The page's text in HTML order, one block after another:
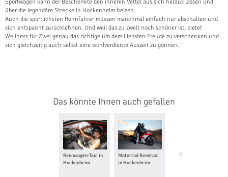
Sportwagen kann der Beschenkte den inneren Vettel aus sich heraus lassen und
über die legendäre Strecke in Hockenheim heizen.
Auch die sportlichsten Rennfahrer müssen manchmal einfach nur abschalten und
sich entspannt zurücklehnen. Und weil das zu zweit noch schöner ist, bietet
Wellness für Zwei genau das richtige um dem Liebsten Freude zu verschenken und
sich gleichzeitig auch selbst eine wohlverdiente Auszeit zu gönnen.
Das könnte Ihnen auch gefallen
Rennwagen-Taxi in
Hockenheim
Motorrad Renntaxi
in Hockenheim
Ferrari selber